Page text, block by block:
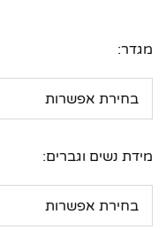
מגדר:
מידת נשים וגברים: